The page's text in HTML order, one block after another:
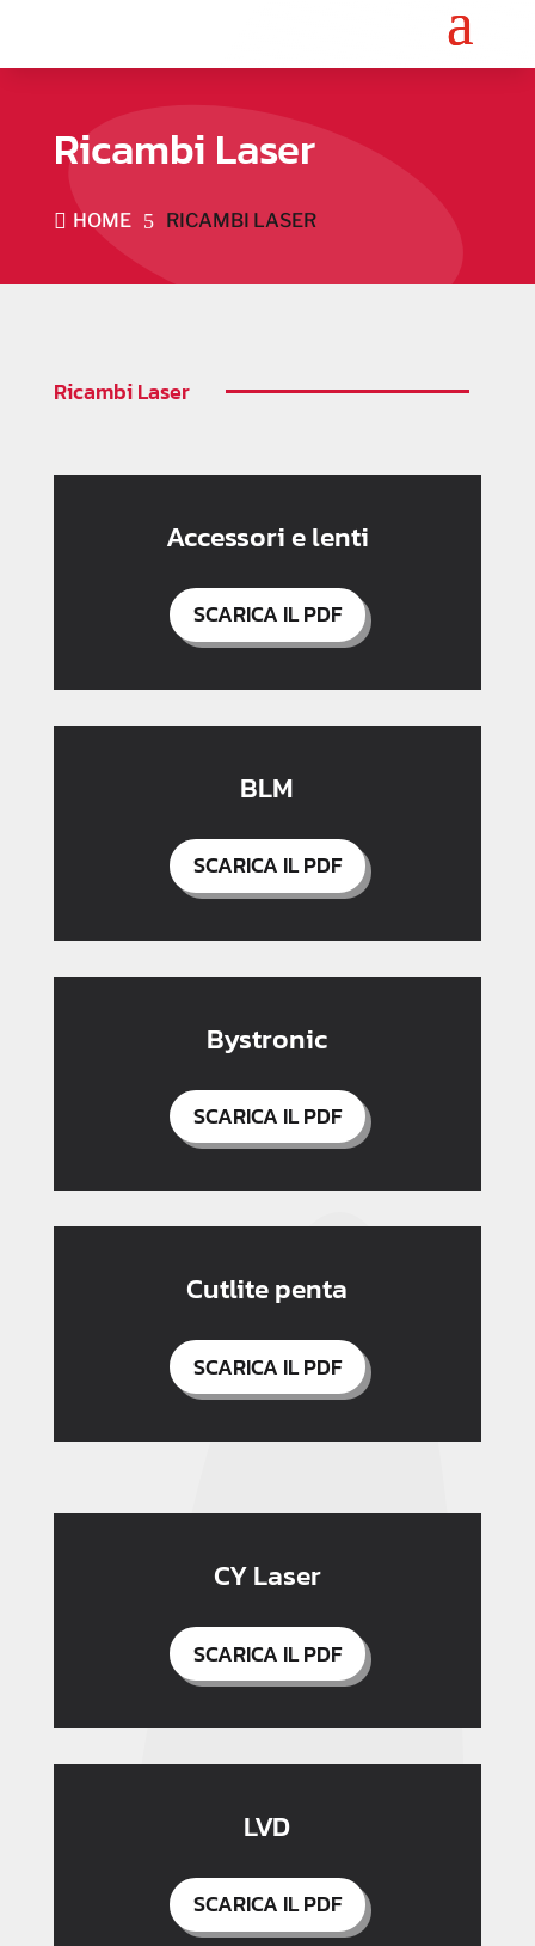
Ricambi Laser
 HOME 5 RICAMBI LASER
Ricambi Laser
Accessori e lenti
SCARICA IL PDF
BLM
SCARICA IL PDF
Bystronic
SCARICA IL PDF
Cutlite penta
SCARICA IL PDF
CY Laser
SCARICA IL PDF
LVD
SCARICA IL PDF